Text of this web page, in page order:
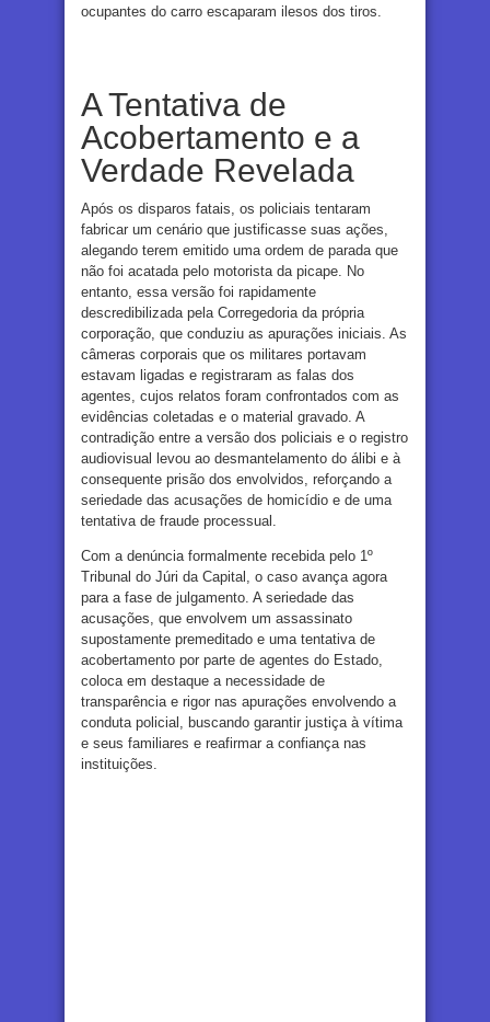
ocupantes do carro escaparam ilesos dos tiros.
A Tentativa de
Acobertamento e a
Verdade Revelada
Após os disparos fatais, os policiais tentaram
fabricar um cenário que justificasse suas ações,
alegando terem emitido uma ordem de parada que
não foi acatada pelo motorista da picape. No
entanto, essa versão foi rapidamente
descredibilizada pela Corregedoria da própria
corporação, que conduziu as apurações iniciais. As
câmeras corporais que os militares portavam
estavam ligadas e registraram as falas dos
agentes, cujos relatos foram confrontados com as
evidências coletadas e o material gravado. A
contradição entre a versão dos policiais e o registro
audiovisual levou ao desmantelamento do álibi e à
consequente prisão dos envolvidos, reforçando a
seriedade das acusações de homicídio e de uma
tentativa de fraude processual.
Com a denúncia formalmente recebida pelo 1º
Tribunal do Júri da Capital, o caso avança agora
para a fase de julgamento. A seriedade das
acusações, que envolvem um assassinato
supostamente premeditado e uma tentativa de
acobertamento por parte de agentes do Estado,
coloca em destaque a necessidade de
transparência e rigor nas apurações envolvendo a
conduta policial, buscando garantir justiça à vítima
e seus familiares e reafirmar a confiança nas
instituições.